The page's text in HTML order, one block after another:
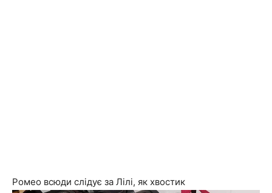
Ромео всюди слідує за Лілі, як хвостик